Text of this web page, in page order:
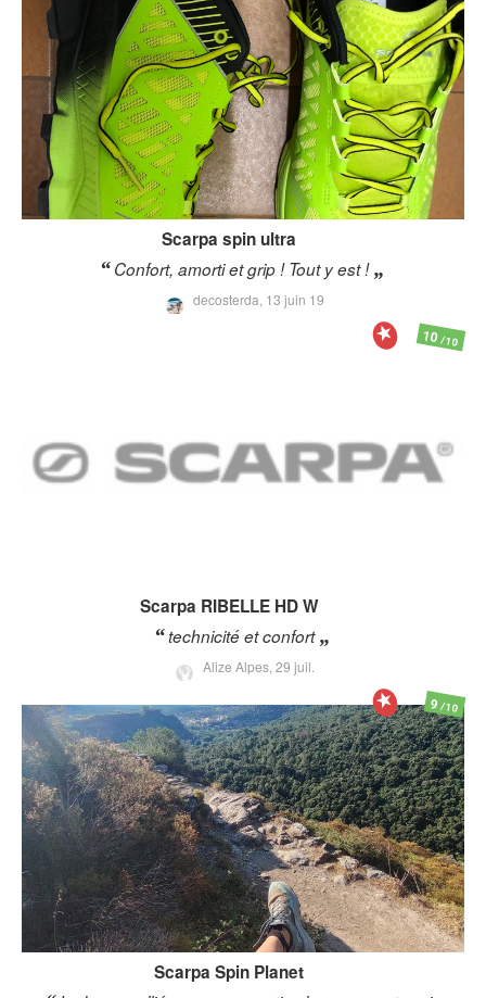
Scarpa spin ultra
Confort, amorti et grip ! Tout y est !
decosterda, 13 juin 19
Scarpa RIBELLE HD W
technicité et confort
Alize Alpes, 29 juil.
10/10
Scarpa Spin Planet
9/10